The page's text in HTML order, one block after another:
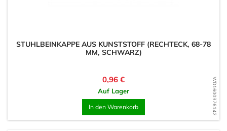
WD1600376142
STUHLBEINKAPPE AUS KUNSTSTOFF (RECHTECK, 68-78
MM, SCHWARZ)
Preis
0,96 €
Auf Lager
In den Warenkorb